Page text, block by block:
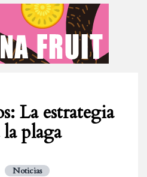
La estrategia
plaga
Noticias